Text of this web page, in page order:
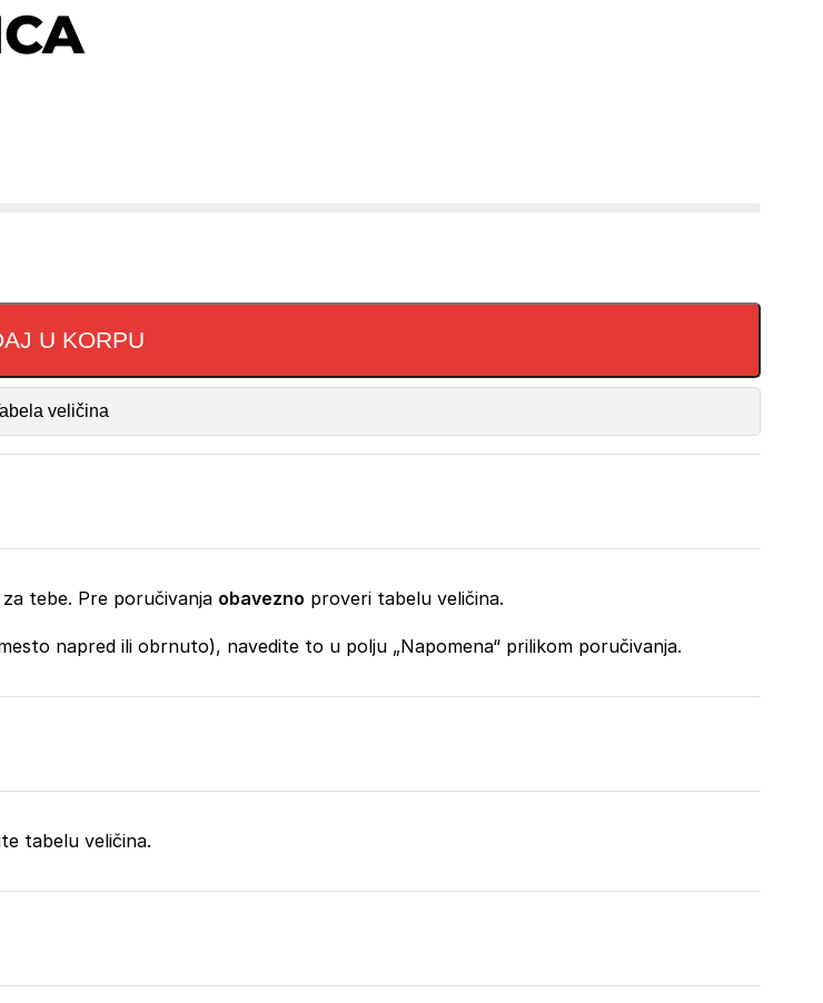
U KORPU
veličina
tebe. Pre poručivanja obavezno proveri tabelu veličina.
napred ili obrnuto), navedite to u polju „Napomena“ prilikom poručivanja.
tabelu veličina.